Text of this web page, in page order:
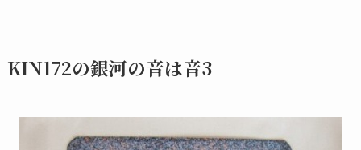
KIN172の銀河の音は音3